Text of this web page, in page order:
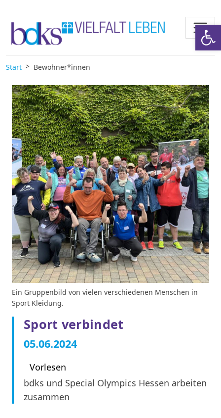
Start Bewohner*innen
Ein Gruppenbild von vielen verschiedenen Menschen in
Sport Kleidung.
Sport verbindet
05.06.2024
Vorlesen
bdks und Special Olympics Hessen arbeiten
zusammen